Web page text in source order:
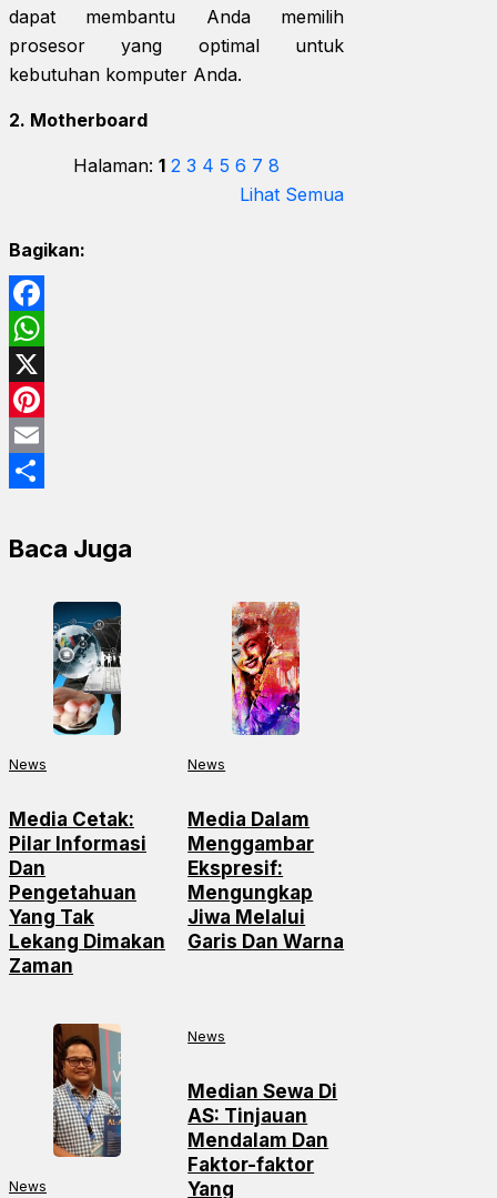
dapat membantu Anda memilih
prosesor yang optimal untuk
kebutuhan komputer Anda.
2. Motherboard
Halaman:1 2 3 4 5 6 7 8
Lihat Semua
Bagikan:
Facebook
WhatsApp
X
Pinterest
Email
Baca Juga
News
Media Cetak:
Pilar Informasi
Dan
Pengetahuan
Yang Tak
Lekang Dimakan
Zaman
News
Media Dalam
Menggambar
Ekspresif:
Mengungkap
Jiwa Melalui
Garis Dan Warna
News
News
Median Sewa Di
AS: Tinjauan
Mendalam Dan
Faktor-faktor
Yang